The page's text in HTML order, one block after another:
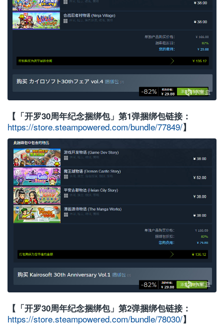
【「开罗30周年纪念捆绑包」第1弹捆绑包链接：
https://store.steampowered.com/bundle/77849/】
【「开罗30周年纪念捆绑包」第2弹捆绑包链接：
https://store.steampowered.com/bundle/78030/】